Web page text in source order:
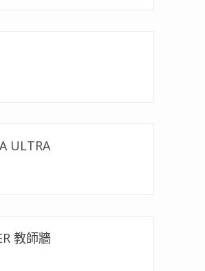
痕跡！”
ULTRA
教師牆